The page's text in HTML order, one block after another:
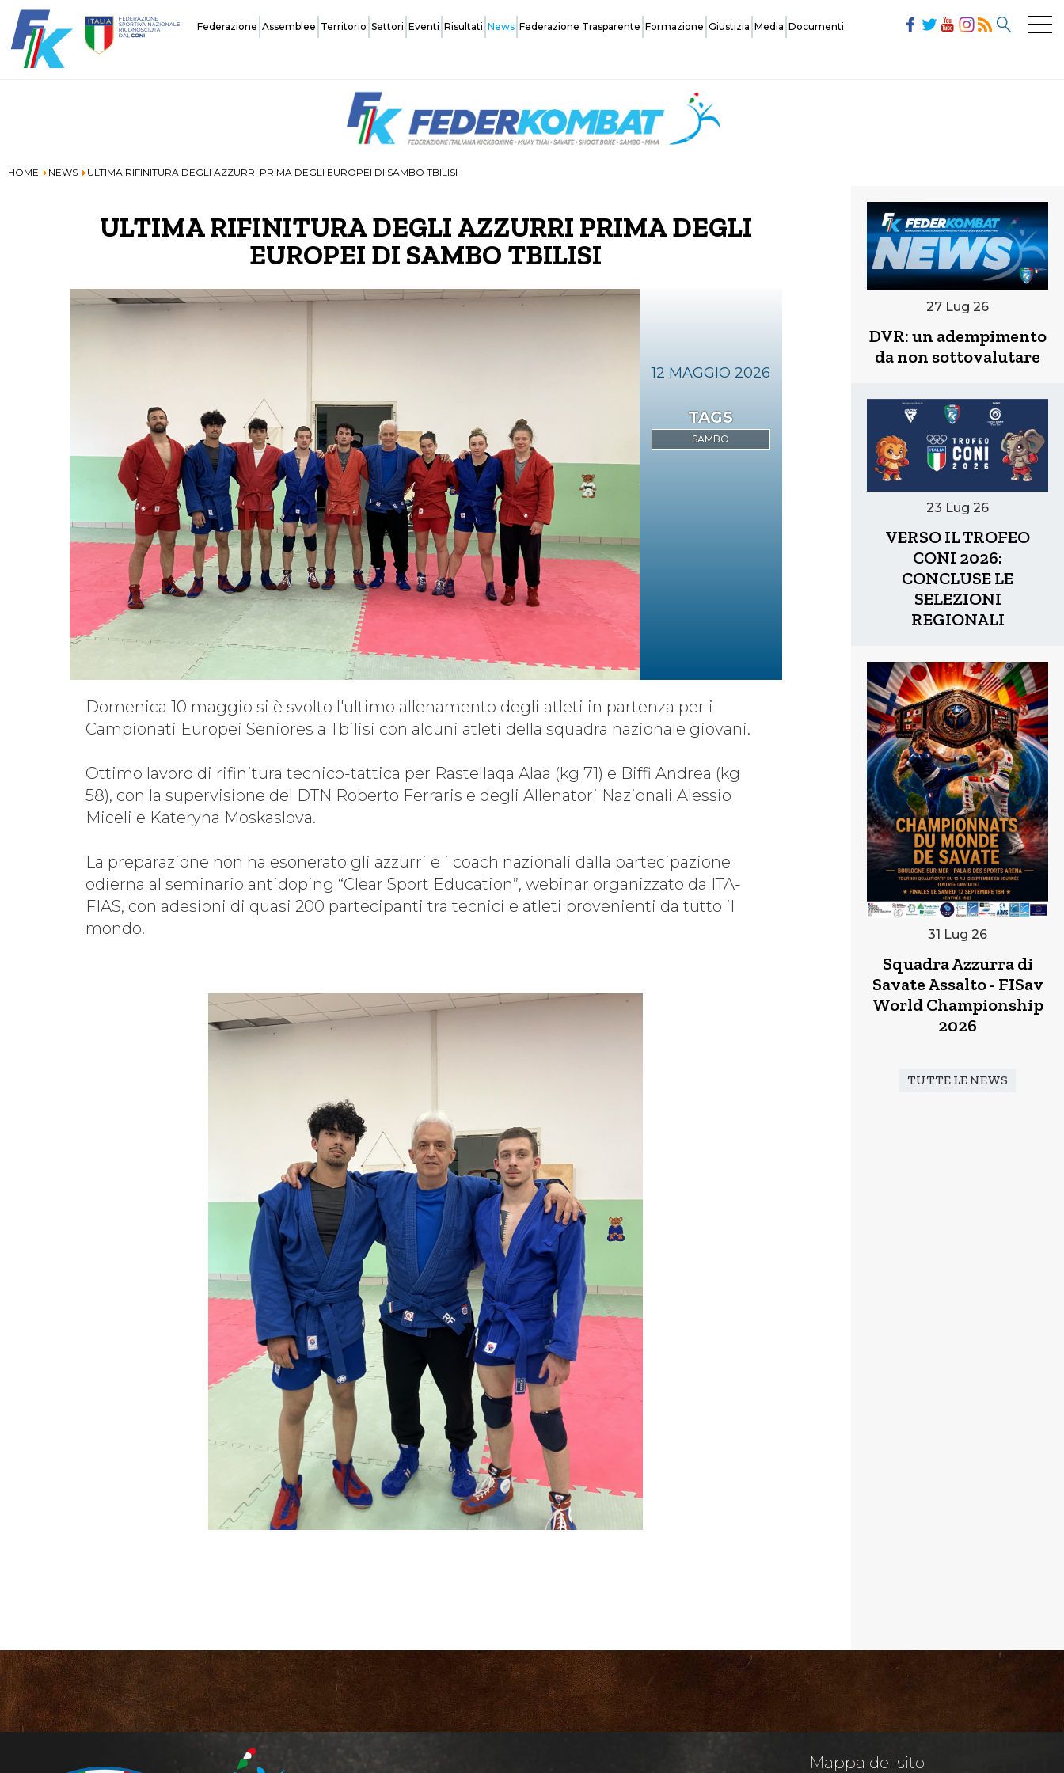
Federazione Assemblee Territorio Settori Eventi Risultati News Federazione Trasparente Formazione Giustizia Media Documenti
HOME NEWS ULTIMA RIFINITURA DEGLI AZZURRI PRIMA DEGLI EUROPEI DI SAMBO TBILISI
Organi Centrali
Assicurazione Normative Affiliazione Società
Assemblea Nazionale
Territorio
Settori
Kickboxing MuayThai
Shoot Boxe
Eventi
News
Federazione Trasparente
Formazione
Corsi
Giustizia
Struttura Regolamento
Provvedimenti
Media
Photogallery Videogallery
Brand Autorizzati Social Media
Documenti
ULTIMA RIFINITURA DEGLI AZZURRI PRIMA DEGLI
EUROPEI DI SAMBO TBILISI
12 MAGGIO 2026
SAMBO
Domenica 10 maggio si è svolto l'ultimo allenamento degli atleti in partenza per i
Campionati Europei Seniores a Tbilisi con alcuni atleti della squadra nazionale giovani.
Ottimo lavoro di rifinitura tecnico-tattica per Rastellaqa Alaa (kg 71) e Biffi Andrea (kg
58), con la supervisione del DTN Roberto Ferraris e degli Allenatori Nazionali Alessio
Miceli e Kateryna Moskaslova.
La preparazione non ha esonerato gli azzurri e i coach nazionali dalla partecipazione
odierna al seminario antidoping “Clear Sport Education”, webinar organizzato da ITA-
FIAS, con adesioni di quasi 200 partecipanti tra tecnici e atleti provenienti da tutto il
mondo.
27 Lug 26
DVR: un adempimento
da non sottovalutare
23 Lug 26
VERSO IL TROFEO
CONI 2026:
CONCLUSE LE
SELEZIONI
REGIONALI
31 Lug 26
Squadra Azzurra di
Savate Assalto - FISav
World Championship
2026
TUTTE LE NEWS
CUSL Spelpaus
Mappa del sito